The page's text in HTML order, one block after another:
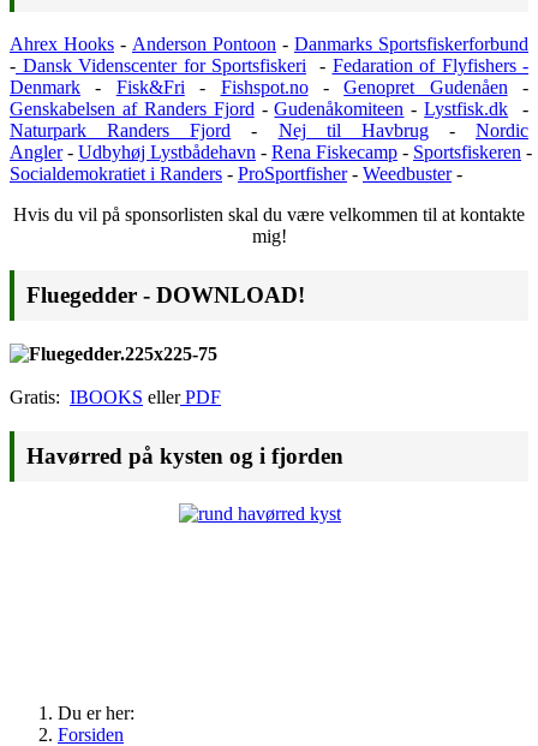
Ahrex Hooks - Anderson Pontoon - Danmarks Sportsfiskerforbund
- Dansk Videnscenter for Sportsfiskeri - Fedaration of Flyfishers -
Denmark - Fisk&Fri- Fishspot.no-Genopret Gudenåen-
Genskabelsen af Randers Fjord-Gudenåkomiteen -Lystfisk.dk -
Naturpark Randers Fjord - Nej til Havbrug- Nordic
Angler- Udbyhøj Lystbådehavn - Rena Fiskecamp - Sportsfiskeren -
Socialdemokratiet i Randers - ProSportfisher- Weedbuster-
Hvis du vil på sponsorlisten skal du være velkommen til at kontakte
mig!
Fluegedder - DOWNLOAD!
Gratis: IBOOKS ellerPDF
Havørred på kysten og i fjorden
Du er her:
Forsiden